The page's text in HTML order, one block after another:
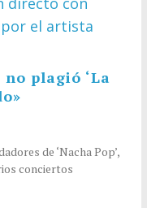
plagió ‘La
de ‘Nacha Pop’,
conciertos